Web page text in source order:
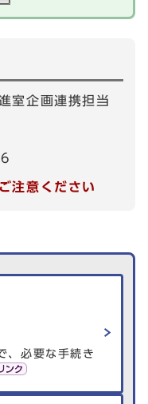
室企画連携担当
注意ください
、必要な手続き